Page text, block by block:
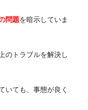
問題を暗示していま
のトラブルを解決し
いても、事態が良く